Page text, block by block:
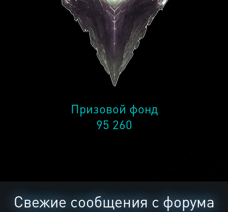
Призовой фонд
95 260
Свежие сообщения с форума